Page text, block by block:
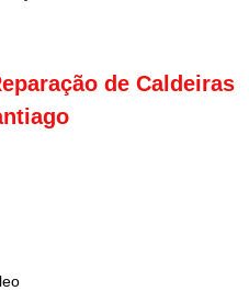
de Caldeiras